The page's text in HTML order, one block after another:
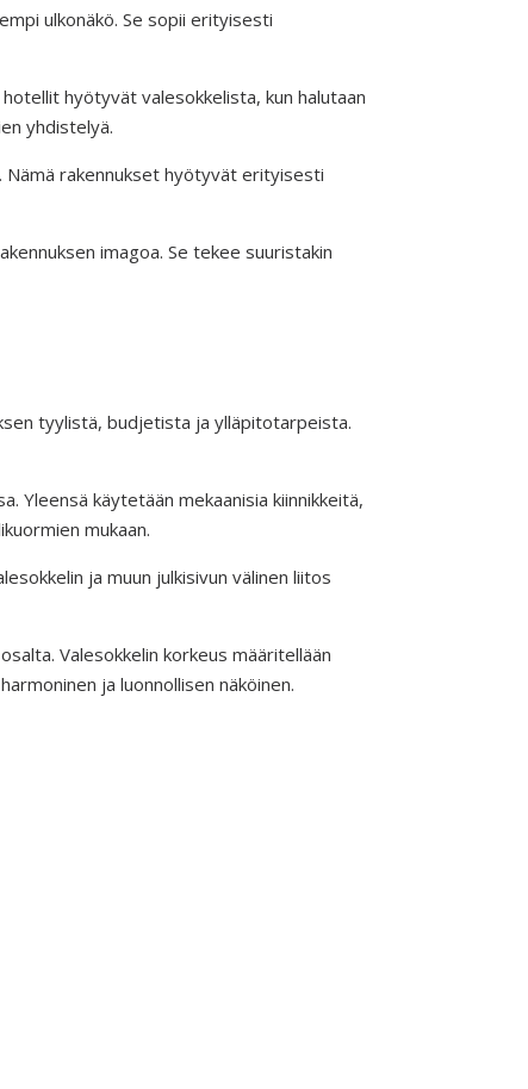
ulkonäkö. Se sopii erityisesti
hyötyvät valesokkelista, kun halutaan
yhdistelyä.
Nämä rakennukset hyötyvät erityisesti
imagoa. Se tekee suuristakin
tyylistä, budjetista ja ylläpitotarpeista.
Yleensä käytetään mekaanisia kiinnikkeitä,
mukaan.
ja muun julkisivun välinen liitos
Valesokkelin korkeus määritellään
ja luonnollisen näköinen.